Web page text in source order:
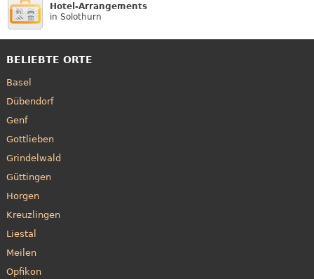
Hotel-Arrangements
in Solothurn
BELIEBTE ORTE
Basel
Dübendorf
Genf
Gottlieben
Grindelwald
Güttingen
Horgen
Kreuzlingen
Liestal
Meilen
Opfikon